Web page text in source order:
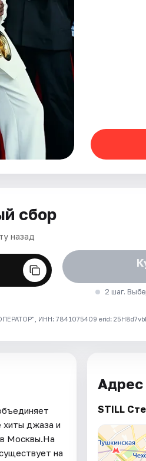
сбор
назад
2 шаг.
ИНН: 7841075409 erid:
джаза и
Москвы.На
на
Адрес
STILL